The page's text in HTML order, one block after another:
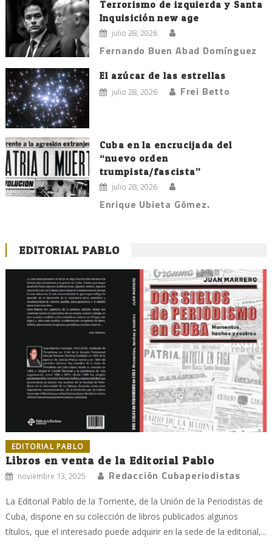
Terrorismo de izquierda y Santa
Inquisición new age
julio 28, 2026
Fernando Buen Abad Domínguez
El azúcar de las estrellas
julio 28, 2026 Frei Betto
Cuba en la encrucijada del
“nuevo orden
trumpista/fascista”
julio 28, 2026
Enrique Ubieta Gómez.
EDITORIAL PABLO
EDITORIAL PABLO
Libros en venta de la Editorial Pablo
noviembre 13, 2025 Redacción Cubaperiodistas
La Editorial Pablo de la Torriente, de la Unión de la Periodistas de
Cuba, dispone en su colección de libros publicados algunos
títulos, que el interesado puede adquirir en la sede de la editorial,...